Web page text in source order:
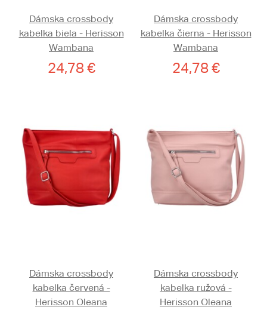
Dámska crossbody
kabelka biela - Herisson
Wambana
24,78 €
Dámska crossbody
kabelka čierna - Herisson
Wambana
24,78 €
Dámska crossbody
kabelka červená -
Herisson Oleana
Dámska crossbody
kabelka ružová -
Herisson Oleana